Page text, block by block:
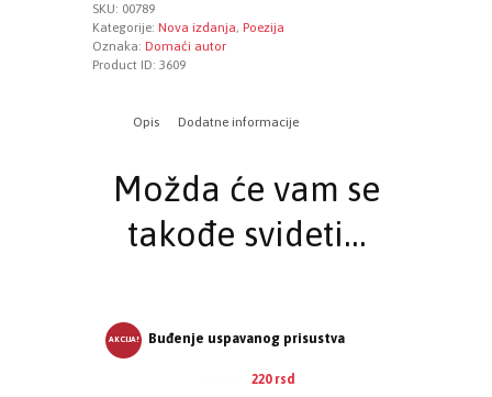
-
Izabrani
stihovi
količina
SKU: 00789
Kategorije: Nova izdanja, Poezija
Oznaka: Domaći autor
Product ID: 3609
Opis Dodatne informacije
Možda će vam se
takođe svideti…
AKCIJA! Buđenje uspavanog prisustva
220 rsd